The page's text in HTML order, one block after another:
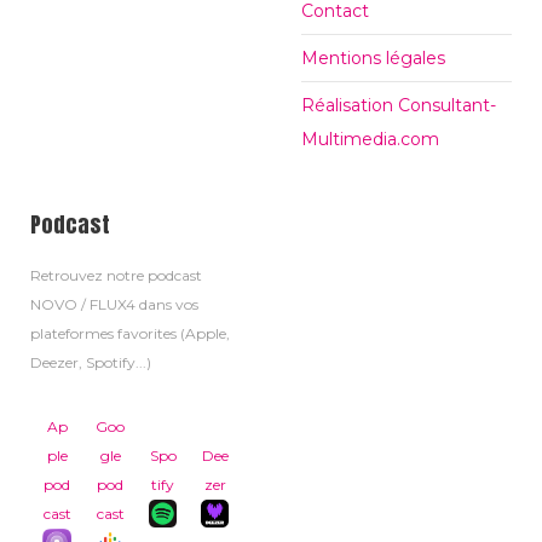
Contact
Mentions légales
Réalisation Consultant-
Multimedia.com
Podcast
Retrouvez notre podcast
NOVO / FLUX4 dans vos
plateformes favorites (Apple,
Deezer, Spotify...)
Ap
ple
pod
cast
Goo
gle
pod
cast
Spo
tify
Dee
zer